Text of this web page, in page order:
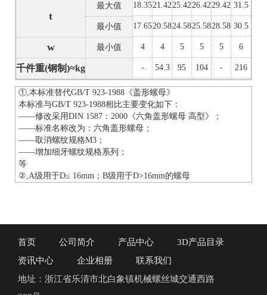
t
最大值
最小值
w 最小值
千件重(钢制)≈kg
18.3521.4225.4226.4229.42 31.5
17.6520.5824.5825.5828.58 30.5
4 4 5 5 5 6
- 54.3 95 104 - 216
①,本标准替代GB/T 923-1988《盖形螺母》
本标准与GB/T 923-1988相比主要变化如下：
——修改采用DIN 1587：2000《六角盖形螺母 高型》；
——标准名称改为：六角盖形螺母；
——取消螺纹规格M3；
——增加细牙螺纹规格系列；
等
②,A级用于D≤ 16mm；B级用于D>16mm的螺母
首页 公司简介 产品中心
3D产品目录
资讯中心
企业相册
联系我们
地址：浙江省乐清市北白象镇机械螺丝城交通西路